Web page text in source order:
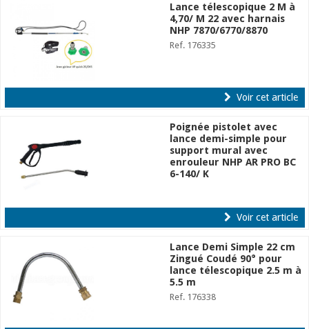
Lance télescopique 2 M à
4,70/ M 22 avec harnais
NHP 7870/6770/8870
Ref. 176335
Voir cet article
Poignée pistolet avec
lance demi-simple pour
support mural avec
enrouleur NHP AR PRO BC
6-140/ K
Voir cet article
Lance Demi Simple 22 cm
Zingué Coudé 90° pour
lance télescopique 2.5 m à
5.5 m
Ref. 176338